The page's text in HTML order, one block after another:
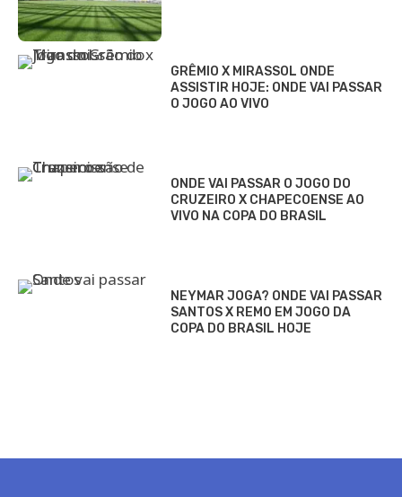
GRÊMIO X MIRASSOL ONDE
ASSISTIR HOJE: ONDE VAI PASSAR
O JOGO AO VIVO
ONDE VAI PASSAR O JOGO DO
CRUZEIRO X CHAPECOENSE AO
VIVO NA COPA DO BRASIL
NEYMAR JOGA? ONDE VAI PASSAR
SANTOS X REMO EM JOGO DA
COPA DO BRASIL HOJE